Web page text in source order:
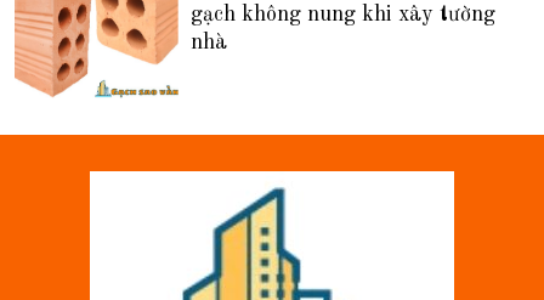
gạch không nung khi xây tường
nhà